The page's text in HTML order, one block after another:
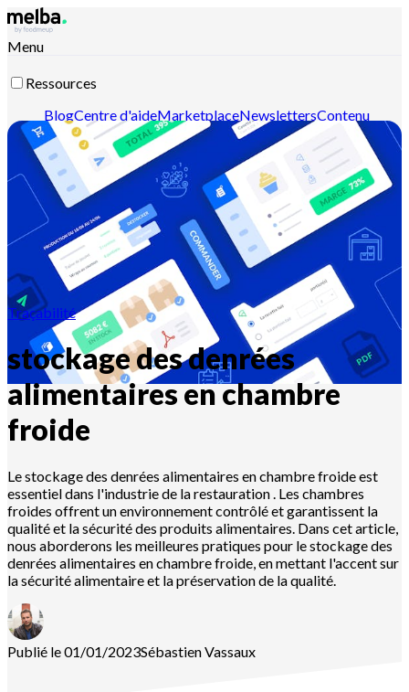
Menu
Ressources
BlogCentre d'aideMarketplaceNewslettersContenu
intelligentDocumentation APIDocumentation MCP
Contactez-nousDécouvrir melba
Traçabilité
stockage des denrées
alimentaires en chambre
froide
Le stockage des denrées alimentaires en chambre froide est
essentiel dans l'industrie de la restauration . Les chambres
froides offrent un environnement contrôlé et garantissent la
qualité et la sécurité des produits alimentaires. Dans cet article,
nous aborderons les meilleures pratiques pour le stockage des
denrées alimentaires en chambre froide, en mettant l'accent sur
la sécurité alimentaire et la préservation de la qualité.
Publié le 01/01/2023SébastienVassaux